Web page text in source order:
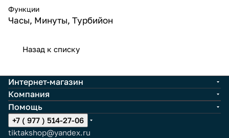
Функции
Часы, Минуты, Турбийон
Назад к списку
Интернет-магазин
Компания
Помощь
+7 ( 977 ) 514-27-06
tiktakshop@yandex.ru